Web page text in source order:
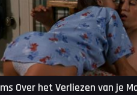
Over het Verliezen van je